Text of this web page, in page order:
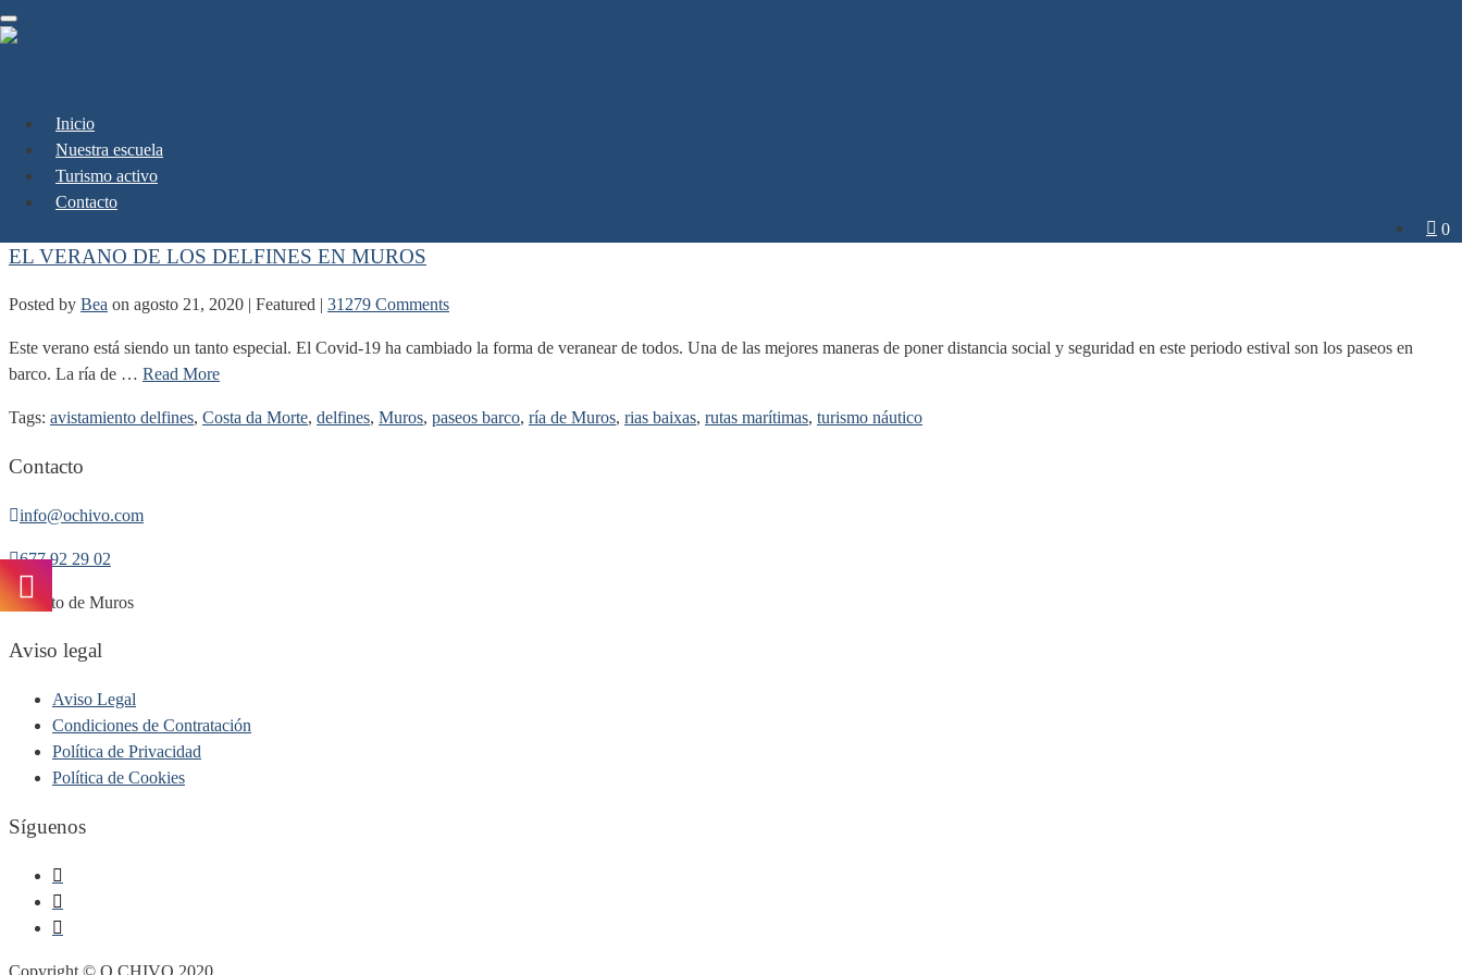
Toggle
navigation
Inicio
Nuestra escuela
Turismo activo
Contacto
0
rias baixas
EL VERANO DE LOS DELFINES EN MUROS
Posted by Bea on agosto 21, 2020 | Featured | 31279 Comments
Este verano está siendo un tanto especial. El Covid-19 ha cambiado la forma de veranear de todos. Una de las mejores maneras de poner distancia social y seguridad en este periodo estival son los paseos en
barco. La ría de … Read More
Tags: avistamiento delfines, Costa da Morte, delfines, Muros, paseos barco, ría de Muros, rias baixas, rutas marítimas, turismo náutico
Contacto
info@ochivo.com
677 92 29 02
Puerto de Muros
Aviso legal
Aviso Legal
Condiciones de Contratación
Política de Privacidad
Política de Cookies
Síguenos
Copyright © O CHIVO 2020